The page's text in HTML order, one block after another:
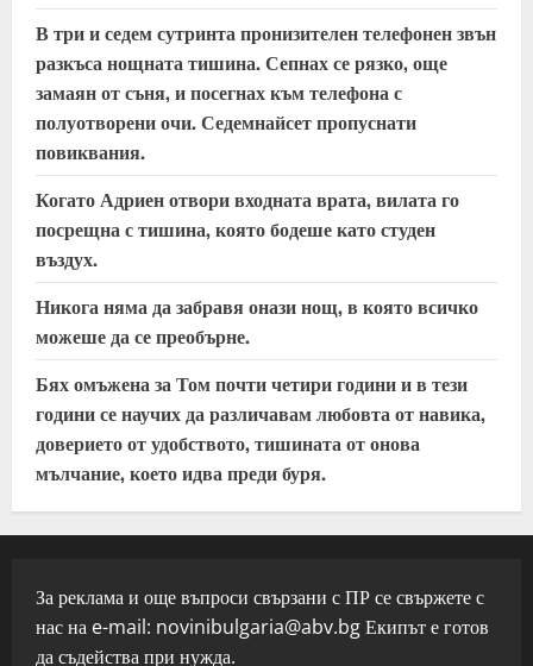
В три и седем сутринта пронизителен телефонен звън
разкъса нощната тишина. Сепнах се рязко, още
замаян от съня, и посегнах към телефона с
полуотворени очи. Седемнайсет пропуснати
повиквания.
Когато Адриен отвори входната врата, вилата го
посрещна с тишина, която бодеше като студен
въздух.
Никога няма да забравя онази нощ, в която всичко
можеше да се преобърне.
Бях омъжена за Том почти четири години и в тези
години се научих да различавам любовта от навика,
доверието от удобството, тишината от онова
мълчание, което идва преди буря.
За реклама и още въпроси свързани с ПР се свържете с
нас на e-mail: novinibulgaria@abv.bgЕкипът е готов
да съдейства при нужда.